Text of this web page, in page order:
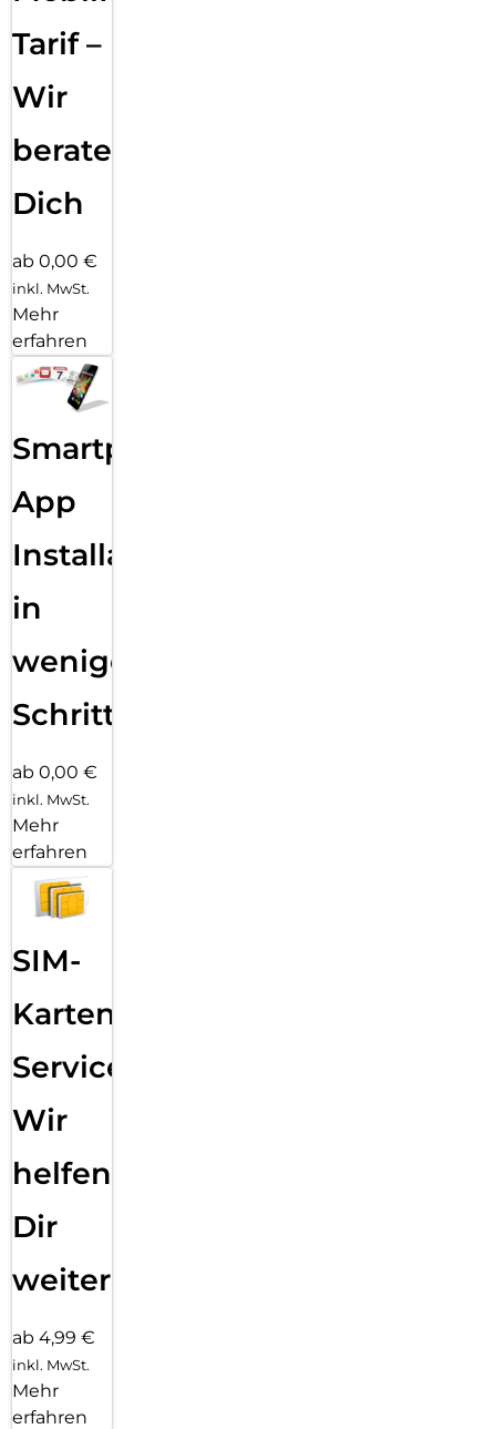
Tarif –
Wir
beraten
Dich
ab 0,00 €
inkl. MwSt.
Mehr
erfahren
Smartphone
App
Installation
in
wenigen
Schritten
ab 0,00 €
inkl. MwSt.
Mehr
erfahren
SIM-
Karten
Service:
Wir
helfen
Dir
weiter
ab 4,99 €
inkl. MwSt.
Mehr
erfahren